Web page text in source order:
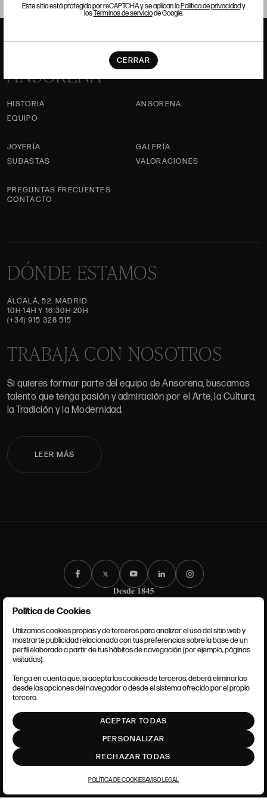
Este sitio está protegido por reCAPTCHA y se aplican laPolítica de privacidady
losTérminos de serviciode Google.
CERRAR
ANSORENA
HISTORIA
ANSORENA
EQUIPO
JOYERÍA
GALERÍA
SUBASTAS
VALORACIONES
PREGUNTAS FRECUENTES
CONTACTO
DÓNDE ESTAMOS
ALCALÁ, 52. MADRID
10H-14H Y 16:30H-20H
(+34) 915 328 515
TRABAJA CON NOSOTROS
Si quieres formar parte del equipo de Ansorena, buscamos
talento que tenga pasión y admiración por el Arte, la Cultura,
la Tradición y la Modernidad.
LEER MÁS
CONDICIONES GENERALES
POLÍTICA DE COOKIES
AJUSTE DE COOKIES
Política de Cookies
Utilizamos cookies propias y de terceros para analizar el uso del sitio web y
mostrarte publicidad relacionada con tus preferencias sobre la base de un
perfil elaborado a partir de tus hábitos de navegación (por ejemplo, páginas
visitadas).
Tenga en cuenta que, si acepta las cookies de terceros, deberá eliminarlas
desde las opciones del navegador o desde el sistema ofrecido por el propio
tercero.
ACEPTAR TODAS
PERSONALIZAR
RECHAZAR TODAS
POLÍTICA DE COOKIESAVISO LEGAL